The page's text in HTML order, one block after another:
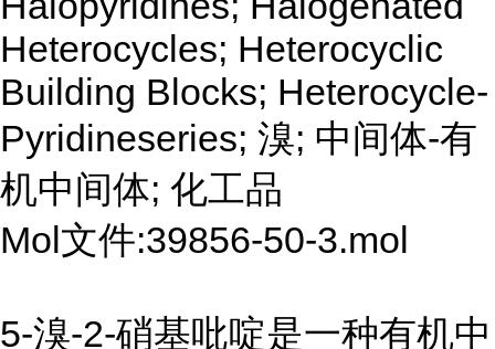
Heterocycles; Heterocyclic
Building Blocks; Heterocycle-
Pyridineseries; 溴; 中间体-有
机中间体; 化工品
Mol文件:39856-50-3.mol
5-溴-2-硝基吡啶是一种有机中